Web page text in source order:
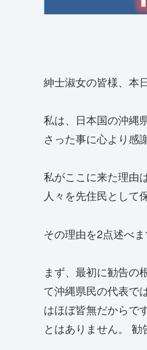
紳士淑女の皆様、本
私は、日本国の沖縄
さった事に心より感
私がここに来た理由
人々を先住民として
その理由を2点述べま
まず、最初に勧告の
て沖縄県民の代表で
はほぼ皆無だからで
とはありません。